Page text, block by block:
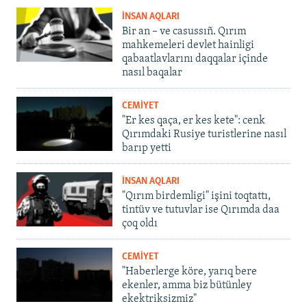
İNSAN AQLARI
Bir an – ve casussıñ. Qırım
mahkemeleri devlet hainligi
qabaatlavlarını daqqalar içinde
nasıl baqalar
CEMİYET
"Er kes qaça, er kes kete": cenk
Qırımdaki Rusiye turistlerine nasıl
barıp yetti
İNSAN AQLARI
"Qırım birdemligi" işini toqtattı,
tintüv ve tutuvlar ise Qırımda daa
çoq oldı
CEMİYET
"Haberlerge köre, yarıq bere
ekenler, amma biz bütünley
ekektriksizmiz"